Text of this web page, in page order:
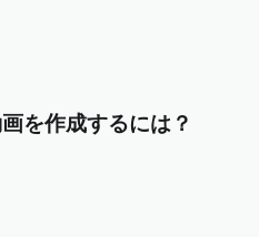
を作成するには？